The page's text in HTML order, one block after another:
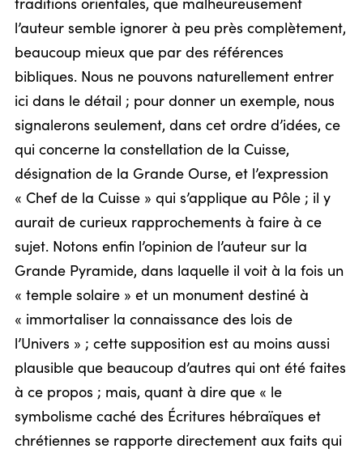
traditions orientales, que malheureusement
l’auteur semble ignorer à peu près complètement,
beaucoup mieux que par des références
bibliques. Nous ne pouvons naturellement entrer
ici dans le détail ; pour donner un exemple, nous
signalerons seulement, dans cet ordre d’idées, ce
qui concerne la constellation de la Cuisse,
désignation de la Grande Ourse, et l’expression
« Chef de la Cuisse » qui s’applique au Pôle ; il y
aurait de curieux rapprochements à faire à ce
sujet. Notons enfin l’opinion de l’auteur sur la
Grande Pyramide, dans laquelle il voit à la fois un
« temple solaire » et un monument destiné à
« immortaliser la connaissance des lois de
l’Univers » ; cette supposition est au moins aussi
plausible que beaucoup d’autres qui ont été faites
à ce propos ; mais, quant à dire que « le
symbolisme caché des Écritures hébraïques et
chrétiennes se rapporte directement aux faits qui